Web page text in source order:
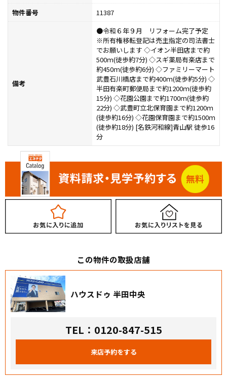
物件番号
11387
備考
●令和６年９月 リフォーム完了予定
※所有権移転登記は売主指定の司法書士
でお願いします ◇イオン半田店まで約
500ｍ(徒歩約7分) ◇スギ薬局有楽店まで
約450ｍ(徒歩約6分) ◇ファミリーマート
武豊石川橋店まで約400ｍ(徒歩約5分) ◇
半田有楽町郵便局まで約1200ｍ(徒歩約
15分) ◇花園公園まで約1700ｍ(徒歩約
22分) ◇武豊町立北保育園まで約1200ｍ
(徒歩約16分) ◇花園保育園まで約1500ｍ
(徒歩約18分) [名鉄河和線]青山駅 徒歩16
分
この物件の取扱店舗
ハウスドゥ 半田中央
TEL：0120-847-515
来店予約をする